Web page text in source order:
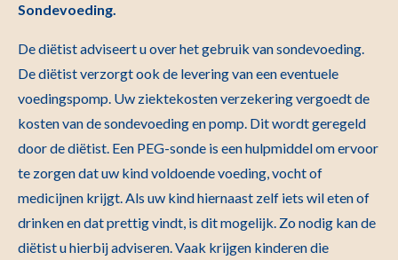
Sondevoeding.
De diëtist adviseert u over het gebruik van sondevoeding.
De diëtist verzorgt ook de levering van een eventuele
voedingspomp. Uw ziektekosten verzekering vergoedt de
kosten van de sondevoeding en pomp. Dit wordt geregeld
door de diëtist. Een PEG-sonde is een hulpmiddel om ervoor
te zorgen dat uw kind voldoende voeding, vocht of
medicijnen krijgt. Als uw kind hiernaast zelf iets wil eten of
drinken en dat prettig vindt, is dit mogelijk. Zo nodig kan de
diëtist u hierbij adviseren. Vaak krijgen kinderen die